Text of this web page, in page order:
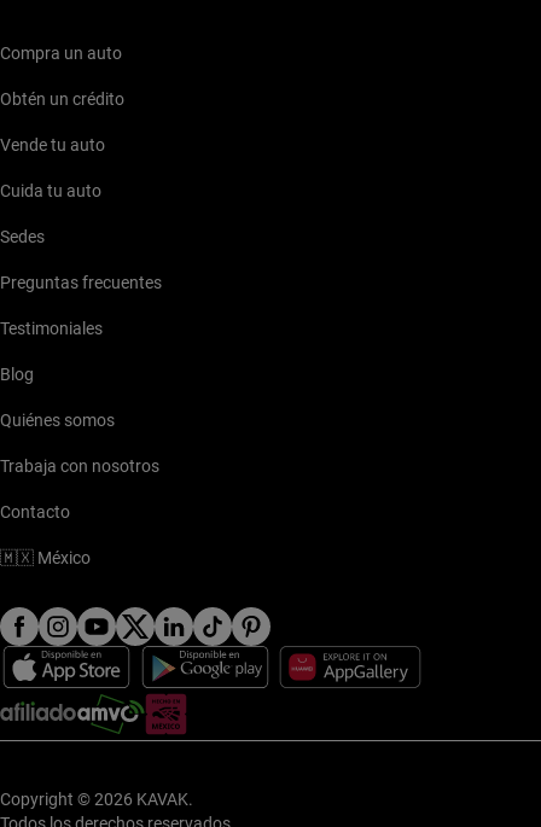
Compra un auto
Obtén un crédito
Vende tu auto
Cuida tu auto
Sedes
Preguntas frecuentes
Testimoniales
Blog
Quiénes somos
Trabaja con nosotros
Contacto
🇲🇽 México
Copyright © 2026 KAVAK.